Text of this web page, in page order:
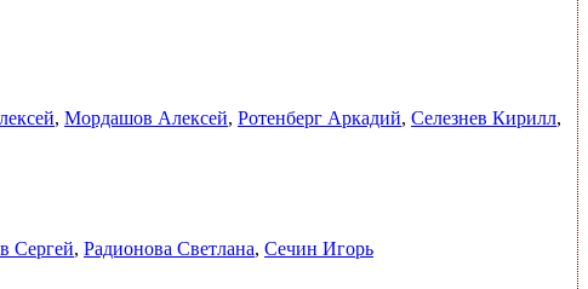
, Мордашов Алексей, Ротенберг Аркадий, Селезнев Кирилл,
Сергей, Радионова Светлана, Сечин Игорь